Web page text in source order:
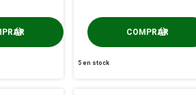
5 en stock